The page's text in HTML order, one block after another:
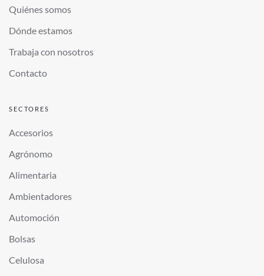
Quiénes somos
Dónde estamos
Trabaja con nosotros
Contacto
SECTORES
Accesorios
Agrónomo
Alimentaria
Ambientadores
Automoción
Bolsas
Celulosa